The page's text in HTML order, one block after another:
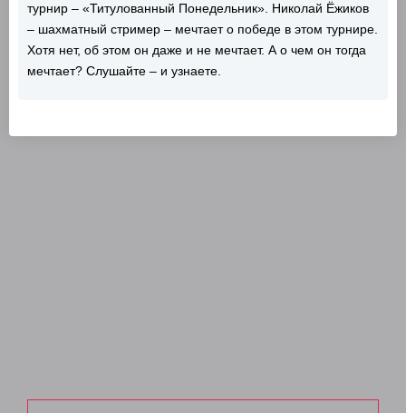
турнир – «Титулованный Понедельник». Николай Ёжиков
– шахматный стример – мечтает о победе в этом турнире.
Хотя нет, об этом он даже и не мечтает. А о чем он тогда
мечтает? Слушайте – и узнаете.